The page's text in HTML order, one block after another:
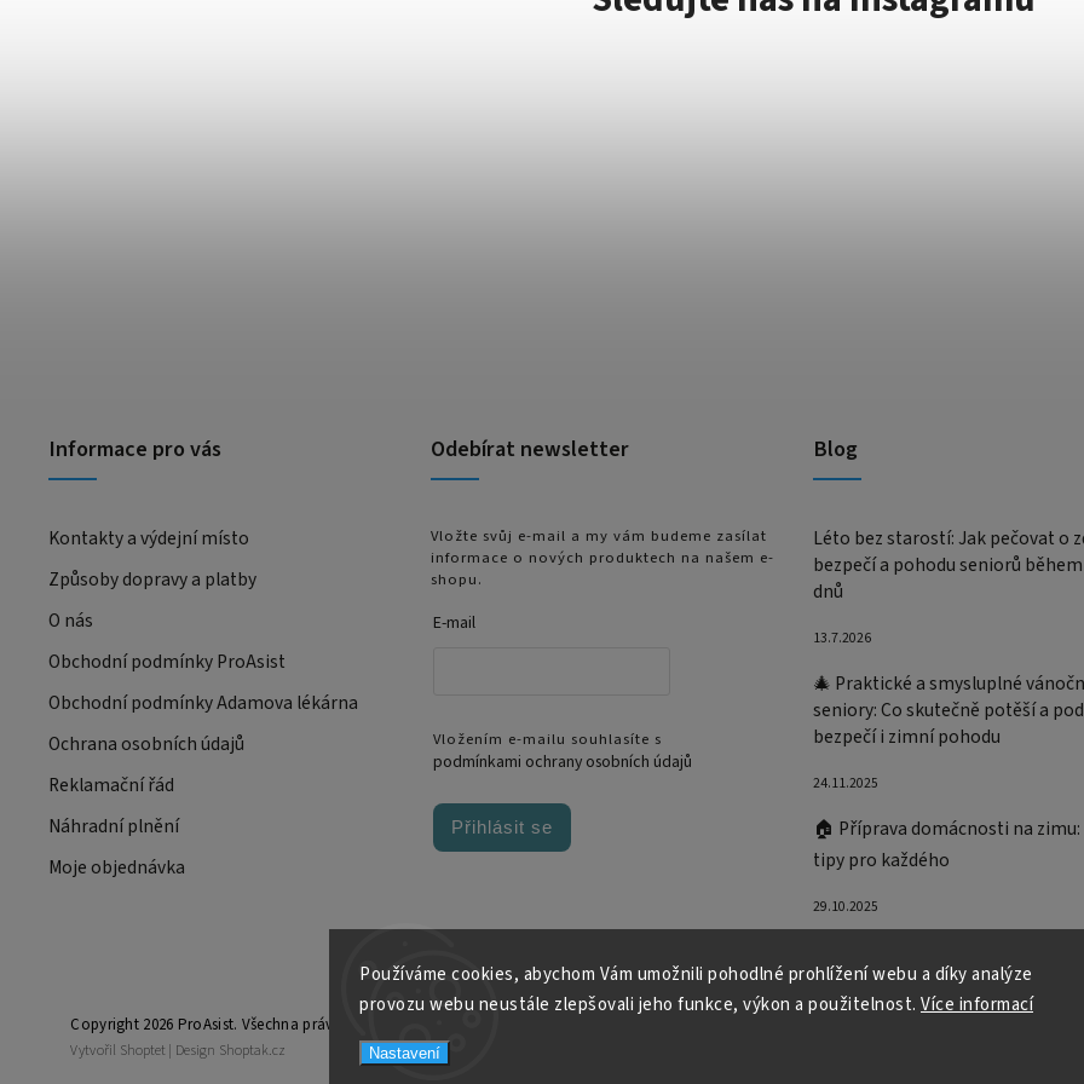
Používáme cookies, abychom Vám umožnili pohodlné prohlížení webu a díky analýze
provozu webu neustále zlepšovali jeho funkce, výkon a použitelnost. Více informací
Nastavení
Informace pro vás
Kontakty a výdejní místo
Způsoby dopravy a platby
O nás
Obchodní podmínky ProAsist
Obchodní podmínky Adamova lékárna
Ochrana osobních údajů
Reklamační řád
Náhradní plnění
Moje objednávka
Odebírat newsletter
Vložte svůj e-mail a my vám budeme zasílat
informace o nových produktech na našem e-
shopu.
E-mail
Vložením e-mailu souhlasíte s
podmínkami ochrany osobních údajů
Přihlásit se
Blog
Léto bez starostí: Jak pečovat o
bezpečí a pohodu seniorů
dnů
13.7.2026
🎄 Praktické a smysluplné
seniory: Co skutečně potěší a
bezpečí i zimní pohodu
24.11.2025
🏠 Příprava domácnosti na
tipy pro každého
29.10.2025
Copyright 2026 ProAsist. Všechna práva vyhrazena.
Vytvořil Shoptet | Design Shoptak.cz